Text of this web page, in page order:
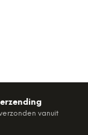
vanuit